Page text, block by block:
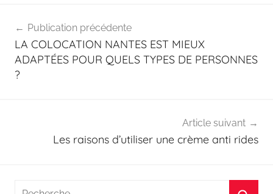
de
l’article
Publication précédente
LA COLOCATION NANTES EST MIEUX
ADAPTÉES POUR QUELS TYPES DE PERSONNES
?
Article suivant
Les raisons d’utiliser une crème anti rides
Recherche